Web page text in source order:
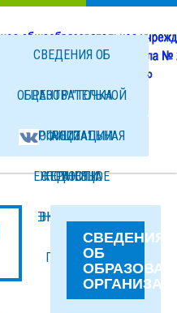
СВЕДЕНИЯ ОБ
ОБРАЗОВАТЕЛЬНОЙ
ОРГАНИЗАЦИИ
НОВОСТИ
ФАЙЛЫ
ЦЕНТР "ТОЧКА
РОСТА"
ЕЖЕДНЕВНОЕ
МЕНЮ ГОРЯЧЕГО
ПИТАНИЯ
ОФИЦИАЛЬНАЯ
СТРАНИЦА
ВКОНТАКТЕ
СВЕДЕНИЯ
ОБ